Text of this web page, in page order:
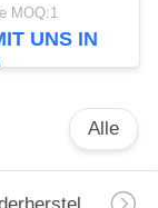
MOQ:1
UNS IN
Alle